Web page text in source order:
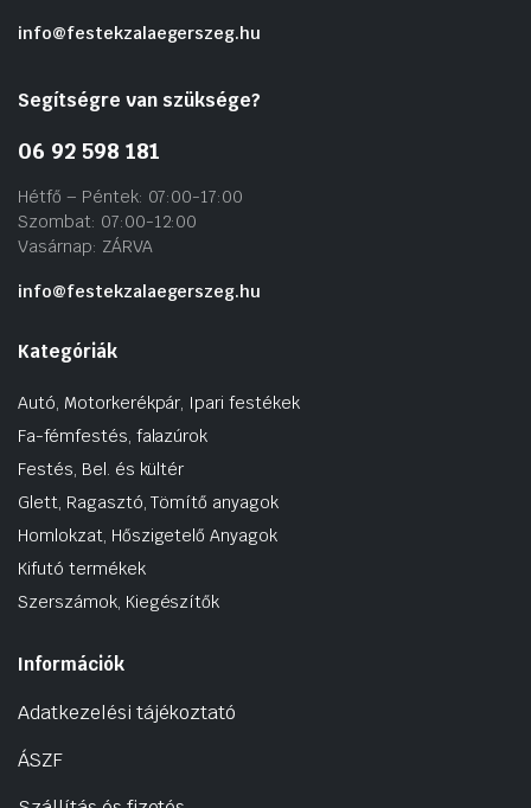
info@festekzalaegerszeg.hu
Segítségre van szüksége?
06 92 598 181
Hétfő – Péntek: 07:00-17:00
Szombat: 07:00-12:00
Vasárnap: ZÁRVA
info@festekzalaegerszeg.hu
Kategóriák
Autó, Motorkerékpár, Ipari festékek
Fa-fémfestés, falazúrok
Festés, Bel. és kültér
Glett, Ragasztó, Tömítő anyagok
Homlokzat, Hőszigetelő Anyagok
Kifutó termékek
Szerszámok, Kiegészítők
Információk
Adatkezelési tájékoztató
ÁSZF